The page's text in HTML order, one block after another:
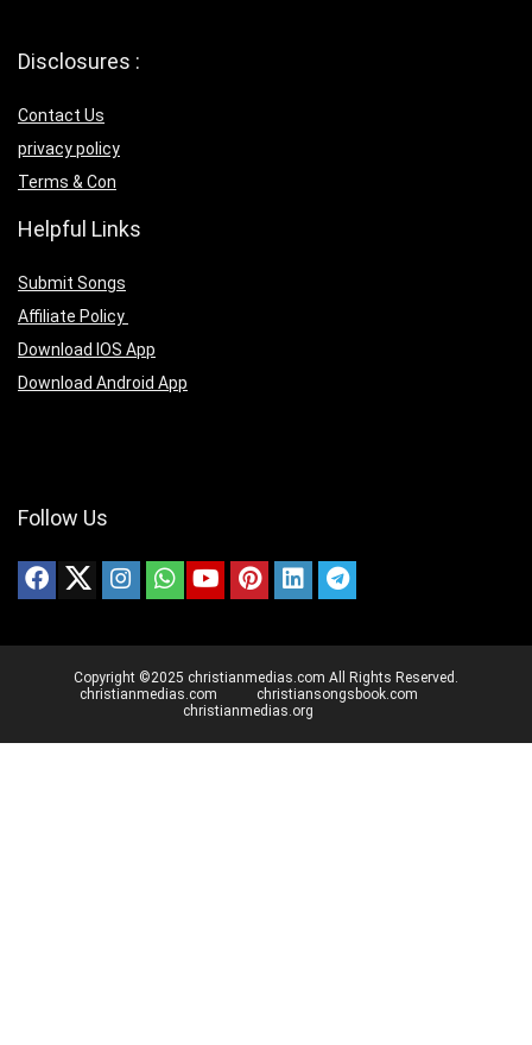
Disclosures :
Contact Us
privacy policy
Terms & Con
Helpful Links
Submit Songs
Affiliate Policy
Download IOS App
Download Android App
Follow Us
Copyright ©2025 christianmedias.com All Rights Reserved.
christianmedias.com
christiansongsbook.com
christianmedias.org